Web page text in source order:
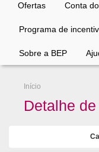
Ofertas Conta
Programa de
Sobre a BEP
Início
Detalhe